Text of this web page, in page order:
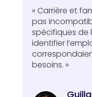
« Carrière et
pas
spécifiques de
identifier
besoins. »